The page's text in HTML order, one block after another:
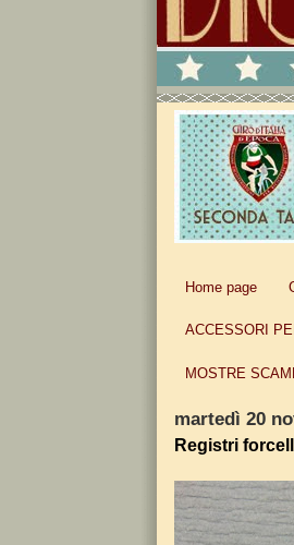
Home page
ACCESSORI
MOSTRE
martedì 20
Registri